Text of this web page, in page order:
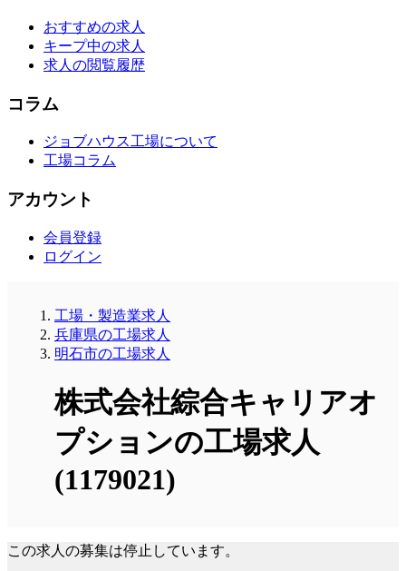
おすすめの求人
キープ中の求人
求人の閲覧履歴
コラム
ジョブハウス工場について
工場コラム
アカウント
会員登録
ログイン
工場・製造業求人
兵庫県の工場求人
明石市の工場求人
株式会社綜合キャリアオ
プションの工場求人
(1179021)
この求人の募集は停止しています。